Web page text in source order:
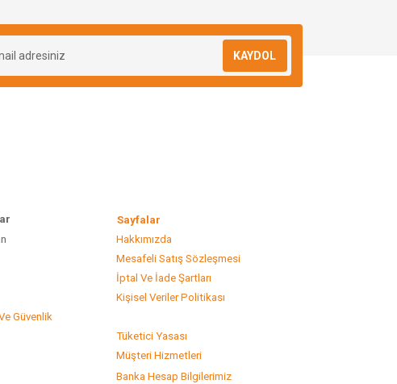
KAYDOL
Sayfalar
Hakkımızda
Mesafeli Satış Sözleşmesi
İptal Ve İade Şartları
Kişisel Veriler Politikası
Güvenlik
Tüketici Yasası
Müşteri Hizmetleri
Banka Hesap Bilgilerimiz